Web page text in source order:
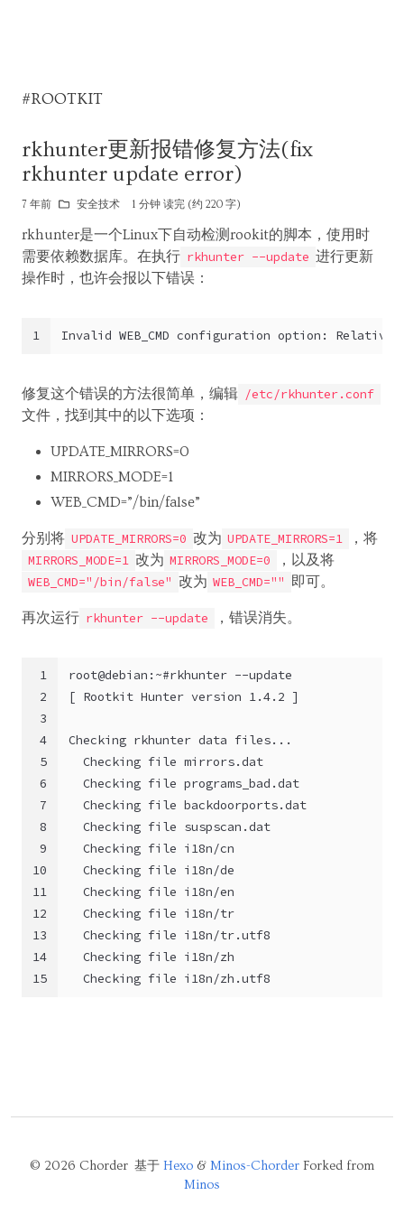
#ROOTKIT
rkhunter更新报错修复方法(fix
rkhunter update error)
7 年前 安全技术 1 分钟 读完 (约 220 字)
rkhunter是一个Linux下自动检测rookit的脚本，使用时
需要依赖数据库。在执行 rkhunter --update 进行更新
操作时，也许会报以下错误：
1 Invalid WEB_CMD configuration option:
修复这个错误的方法很简单，编辑 /etc/rkhunter.conf
文件，找到其中的以下选项：
UPDATE_MIRRORS=0
MIRRORS_MODE=1
WEB_CMD=”/bin/false”
分别将 UPDATE_MIRRORS=0 改为 UPDATE_MIRRORS=1 ，将
MIRRORS_MODE=1 改为 MIRRORS_MODE=0 ，以及将
WEB_CMD="/bin/false" 改为 WEB_CMD="" 即可。
再次运行 rkhunter --update ，错误消失。
1
2
3
4
5
6
7
8
9
10
11
12
13
14
15
root@debian:~#rkhunter --update
[ Rootkit Hunter version 1.4.2 ]
Checking rkhunter data files...
Checking file mirrors.dat
Checking file programs_bad.dat
Checking file backdoorports.dat
Checking file suspscan.dat
Checking file i18n/cn
Checking file i18n/de
Checking file i18n/en
Checking file i18n/tr
Checking file i18n/tr.utf8
Checking file i18n/zh
Checking file i18n/zh.utf8
© 2026 Chorder 基于 Hexo & Minos-Chorder Forked from
Minos